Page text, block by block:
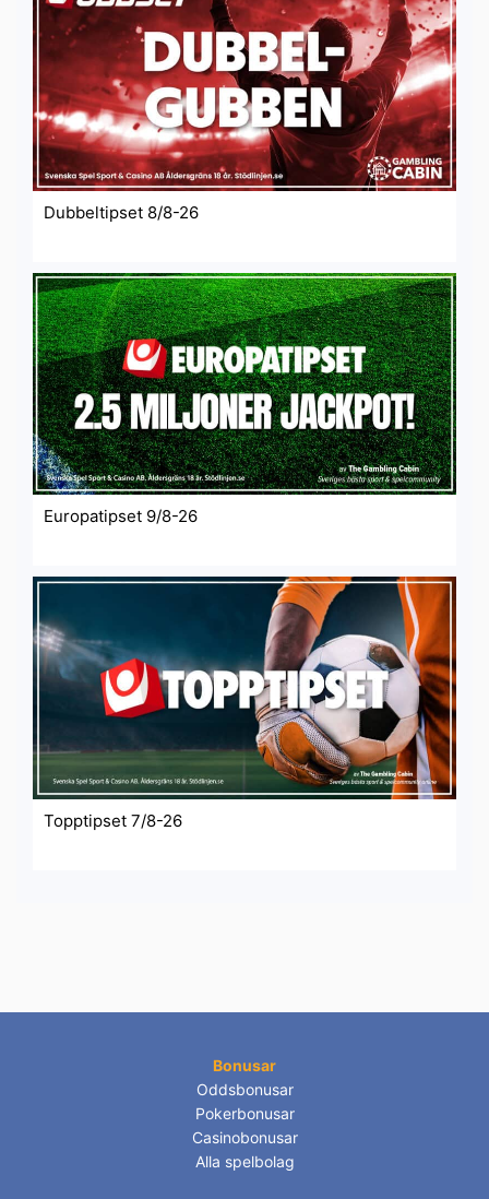
Dubbeltipset 8/8-26
Europatipset 9/8-26
Topptipset 7/8-26
Bonusar
Oddsbonusar
Pokerbonusar
Casinobonusar
Alla spelbolag